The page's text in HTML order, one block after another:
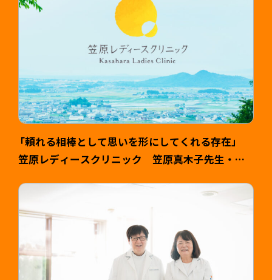
「頼れる相棒として思いを形にしてくれる存在」
笠原レディースクリニック 笠原真木子先生・健